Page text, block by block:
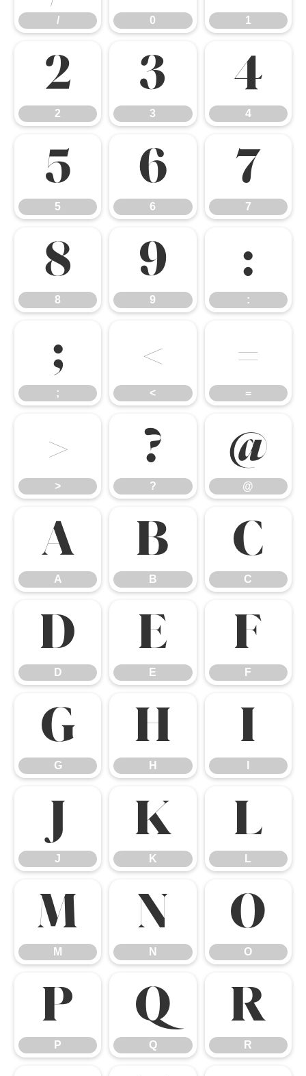
/ 0 1
2
2
3
3
4
4
5
5
6
6
7
7
8
8
9
9
:
:
;
;
<
<
=
=
>
>
?
?
@
@
A
A
B
B
C
C
D
D
E
E
F
F
G
G
H
H
I
J
J
K
K
L
L
M
M
N
N
O
O
P
P
Q
Q
R
R